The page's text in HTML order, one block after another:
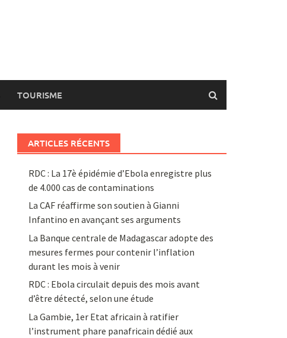
TOURISME
ARTICLES RÉCENTS
RDC : La 17è épidémie d’Ebola enregistre plus
de 4.000 cas de contaminations
La CAF réaffirme son soutien à Gianni
Infantino en avançant ses arguments
La Banque centrale de Madagascar adopte des
mesures fermes pour contenir l’inflation
durant les mois à venir
RDC : Ebola circulait depuis des mois avant
d’être détecté, selon une étude
La Gambie, 1er Etat africain à ratifier
l’instrument phare panafricain dédié aux